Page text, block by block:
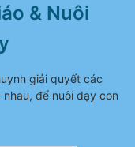
& Nuôi
giải quyết các
để nuôi dạy con